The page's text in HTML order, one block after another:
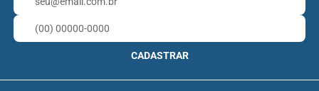
CADASTRAR